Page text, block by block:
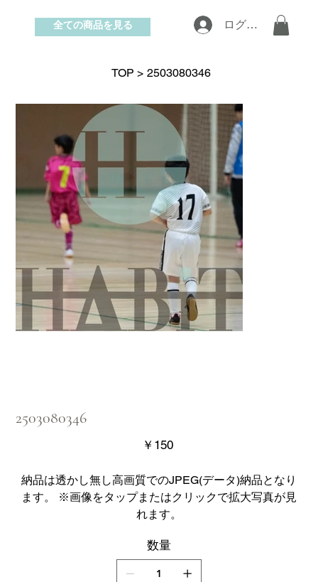
お問い合わせ
ログイン
全ての商品を見る
TOP > 2503080346
2503080346
価
格
￥150
納品は透かし無し高画質でのJPEG(データ)納品となり
ます。 ※画像をタップまたはクリックで拡大写真が見
れます。
数量